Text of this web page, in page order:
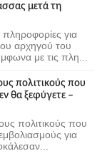
μετά τη
για
αρχηγού του
με τις πλη...
πολιτικούς που
θα ξεφύγετε –
πολιτικούς που
για